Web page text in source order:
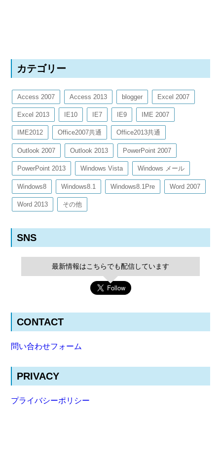
カテゴリー
Access 2007 Access 2013 blogger Excel 2007
Excel 2013 IE10 IE7 IE9 IME 2007
IME2012 Office2007共通 Office2013共通
Outlook 2007 Outlook 2013 PowerPoint 2007
PowerPoint 2013 Windows Vista Windows メール
Windows8 Windows8.1 Windows8.1Pre Word 2007
Word 2013 その他
SNS
最新情報はこちらでも配信しています
CONTACT
問い合わせフォーム
PRIVACY
プライバシーポリシー